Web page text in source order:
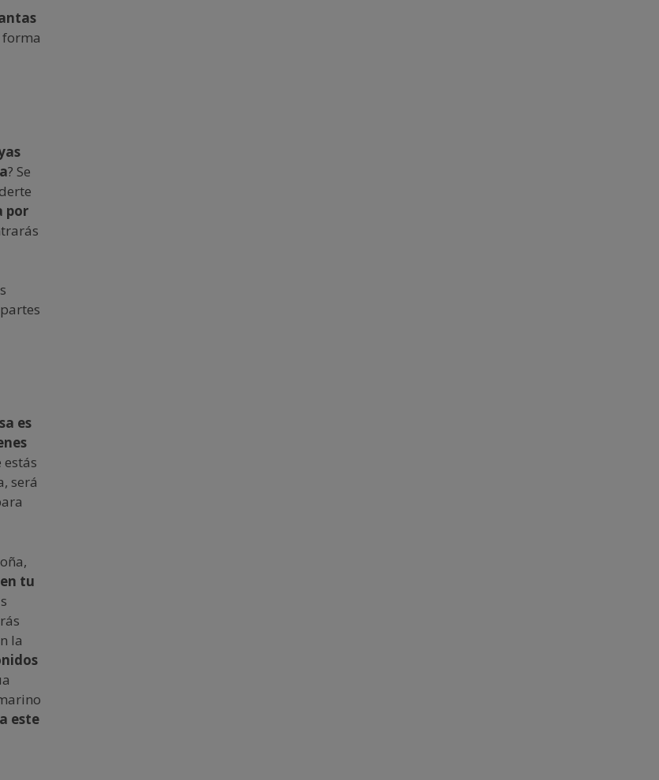
forma
? Se
por
es
será
tu
la
este